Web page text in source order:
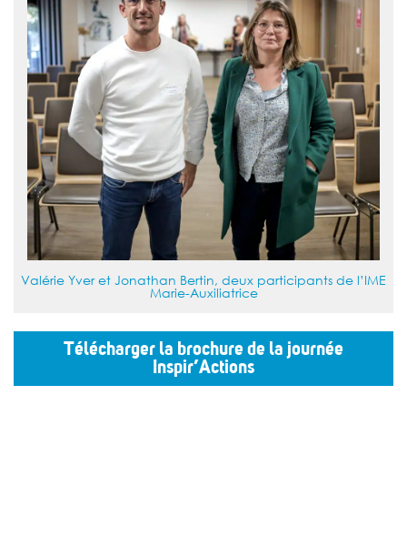
Valérie Yver et Jonathan Bertin, deux participants de l’IME
Marie-Auxiliatrice
Télécharger la brochure de la journée
Inspir’Actions